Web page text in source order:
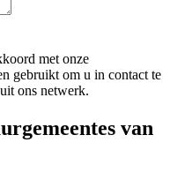
met onze
gebruikt om u in contact te
ons netwerk.
van